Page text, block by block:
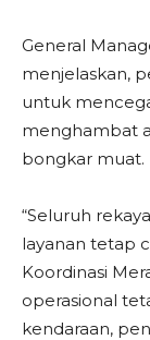
General
menjelaskan,
untuk
menghambat
bongkar muat.
“Seluruh
layanan tetap
Koordinasi
operasional
kendaraan,